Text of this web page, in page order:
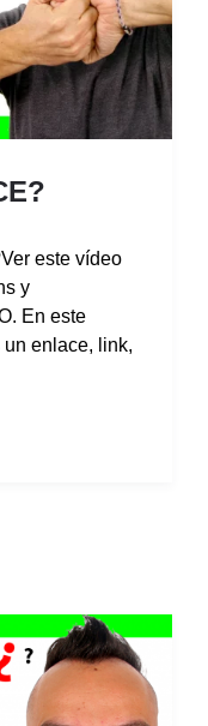
este vídeo
y
En este
enlace, link,